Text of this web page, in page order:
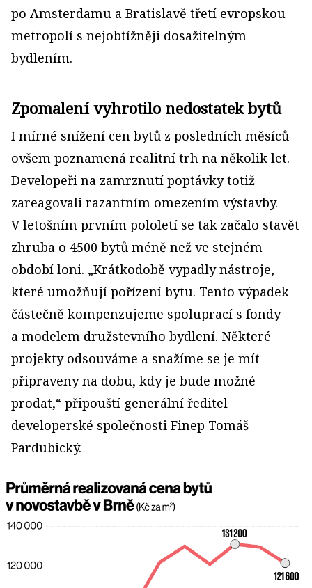
po Amsterdamu a Bratislavě třetí evrop­skou
metropolí s nejobtížněji dosažitelným
bydlením.
Zpomalení vyhrotilo nedostatek bytů
I mírné snížení cen bytů z posledních měsíců
ovšem poznamená realitní trh na několik let.
Developeři na zamrznutí poptávky totiž
zareagovali razantním omezením výstavby.
V letošním prvním pololetí se tak začalo stavět
zhruba o 4500 bytů méně než ve stejném
období loni. „Krátkodobě vypadly nástroje,
které umožňují pořízení bytu. Tento výpadek
částečně kompenzujeme spoluprací s fondy
a modelem družstevního bydlení. Některé
projekty odsouváme a snažíme se je mít
připraveny na dobu, kdy je bude možné
prodat,“ připouští generální ředitel
developerské společnosti Finep Tomáš
Pardubický.